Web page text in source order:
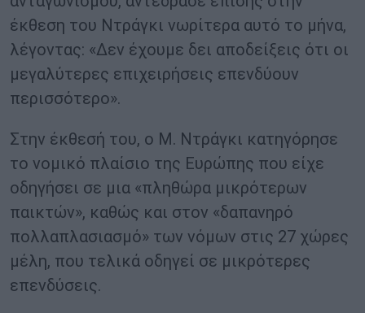
έκθεση του Ντράγκι νωρίτερα αυτό το μήνα,
λέγοντας: «Δεν έχουμε δει αποδείξεις ότι οι
μεγαλύτερες επιχειρήσεις επενδύουν
περισσότερο».
Στην έκθεσή του, ο Μ. Ντράγκι κατηγόρησε
το νομικό πλαίσιο της Ευρώπης που είχε
οδηγήσει σε μια «πληθώρα μικρότερων
παικτών», καθώς και στον «δαπανηρό
πολλαπλασιασμό» των νόμων στις 27 χώρες
μέλη, που τελικά οδηγεί σε μικρότερες
επενδύσεις.